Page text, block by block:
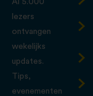
Al 5.000
lezers
ontvangen
wekelijks
updates.
Tips,
evenementen